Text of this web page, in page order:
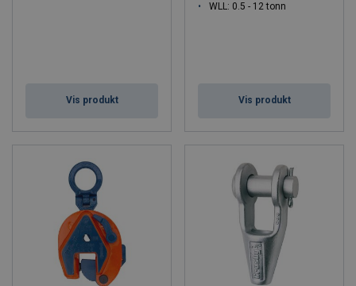
Vis produkt
WLL: 0.5 - 12 tonn
Vis produkt